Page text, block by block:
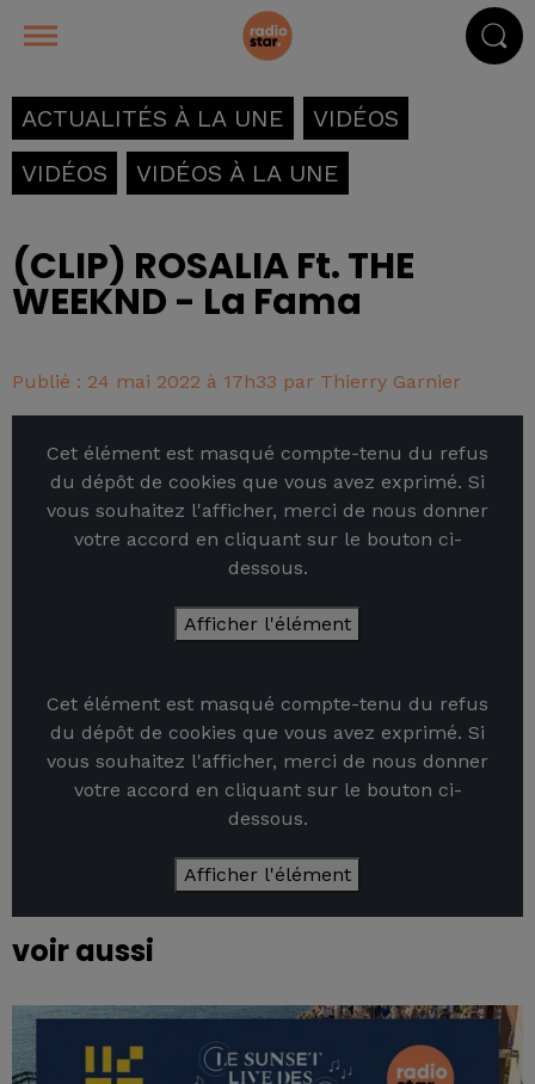
ACTUALITÉS À LA UNE
VIDÉOS
VIDÉOS
VIDÉOS À LA UNE
(CLIP) ROSALIA Ft. THE
WEEKND - La Fama
Publié : 24 mai 2022 à 17h33 par Thierry Garnier
Cet élément est masqué compte-tenu du refus
du dépôt de cookies que vous avez exprimé. Si
vous souhaitez l'afficher, merci de nous donner
votre accord en cliquant sur le bouton ci-
dessous.
Afficher l'élément
Cet élément est masqué compte-tenu du refus
du dépôt de cookies que vous avez exprimé. Si
vous souhaitez l'afficher, merci de nous donner
votre accord en cliquant sur le bouton ci-
dessous.
Afficher l'élément
voir aussi